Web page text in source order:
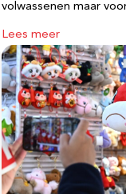
volwassenen maar
Lees meer